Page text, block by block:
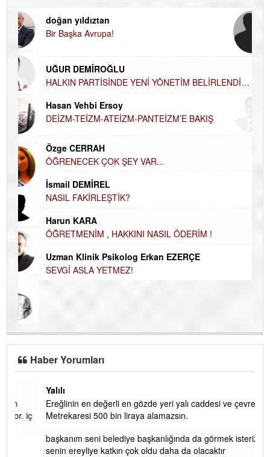
doğan yıldıztan
Bir Başka Avrupa!
UĞUR DEMİROĞLU
HALKIN PARTİSİNDE YENİ YÖNETİM
Hasan Vehbi Ersoy
DEİZM-TEİZM-ATEİZM-PANTEİZM’E BAKIŞ
Özge CERRAH
ÖĞRENECEK ÇOK ŞEY VAR...
NASIL FAKİRLEŞTİK?
Harun KARA
ÖĞRETMENİM , HAKKINI NASIL ÖDERİM !
SEVGİ ASLA YETMEZ!
Haber Yorumları
Ereğlinin en değerli en gözde yeri yalı caddesi ve çevresidir.
Metrekaresi 500 bin liraya alamazsın.
başkanım seni belediye başkanlığında da görmek isteriz
senin ereyliye katkın çok oldu daha da olacaktır